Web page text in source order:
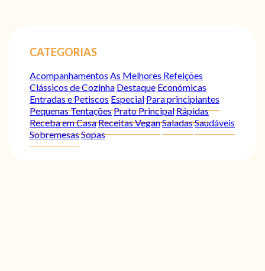
CATEGORIAS
Acompanhamentos As Melhores Refeições
Clássicos de CozinhaDestaqueEconómicas
Entradas e PetiscosEspecialPara principiantes
Pequenas TentaçõesPrato PrincipalRápidas
Receba em CasaReceitas VeganSaladasSaudáveis
SobremesasSopas